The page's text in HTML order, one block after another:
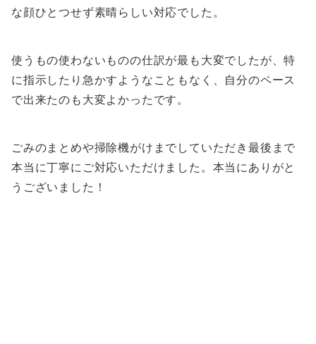
な顔ひとつせず素晴らしい対応でした。
使うもの使わないものの仕訳が最も大変でしたが、特
に指示したり急かすようなこともなく、自分のペース
で出来たのも大変よかったです。
ごみのまとめや掃除機がけまでしていただき最後まで
本当に丁寧にご対応いただけました。本当にありがと
うございました！